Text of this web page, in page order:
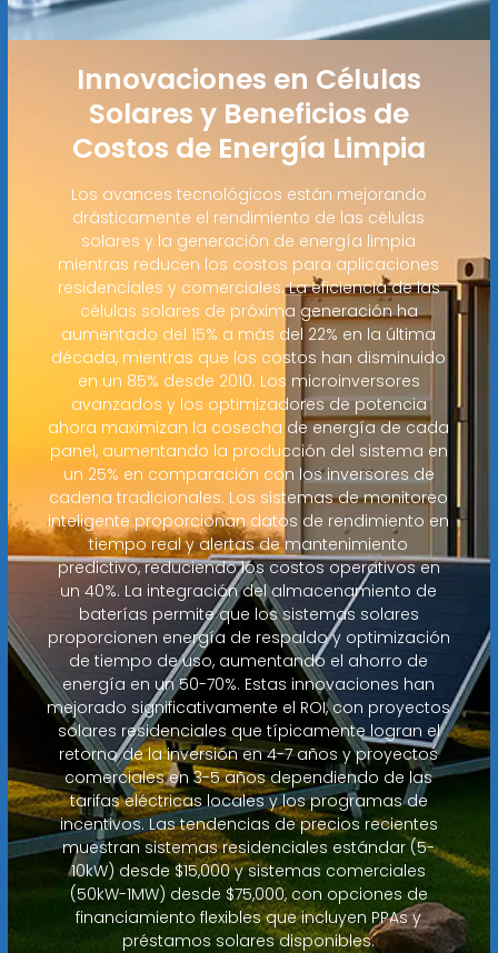
Innovaciones en Células
Solares y Beneficios de
Costos de Energía Limpia
Los avances tecnológicos están mejorando
drásticamente el rendimiento de las células
solares y la generación de energía limpia
mientras reducen los costos para aplicaciones
residenciales y comerciales. La eficiencia de las
células solares de próxima generación ha
aumentado del 15% a más del 22% en la última
década, mientras que los costos han disminuido
en un 85% desde 2010. Los microinversores
avanzados y los optimizadores de potencia
ahora maximizan la cosecha de energía de cada
panel, aumentando la producción del sistema en
un 25% en comparación con los inversores de
cadena tradicionales. Los sistemas de monitoreo
inteligente proporcionan datos de rendimiento en
tiempo real y alertas de mantenimiento
predictivo, reduciendo los costos operativos en
un 40%. La integración del almacenamiento de
baterías permite que los sistemas solares
proporcionen energía de respaldo y optimización
de tiempo de uso, aumentando el ahorro de
energía en un 50-70%. Estas innovaciones han
mejorado significativamente el ROI, con proyectos
solares residenciales que típicamente logran el
retorno de la inversión en 4-7 años y proyectos
comerciales en 3-5 años dependiendo de las
tarifas eléctricas locales y los programas de
incentivos. Las tendencias de precios recientes
muestran sistemas residenciales estándar (5-
10kW) desde $15,000 y sistemas comerciales
(50kW-1MW) desde $75,000, con opciones de
financiamiento flexibles que incluyen PPAs y
préstamos solares disponibles.